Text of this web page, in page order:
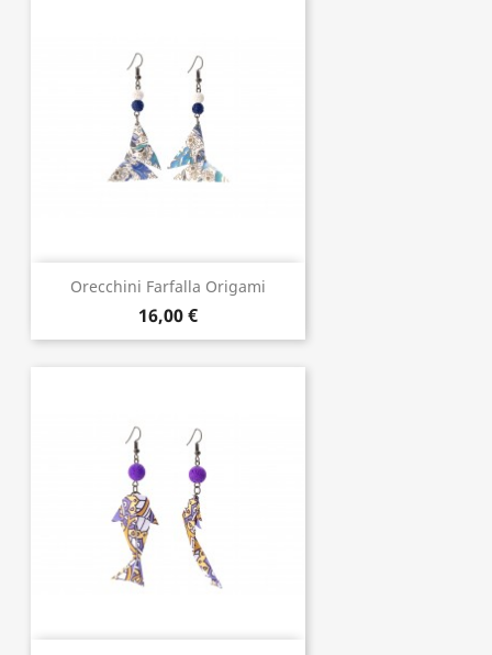
Orecchini Farfalla Origami
16,00 €